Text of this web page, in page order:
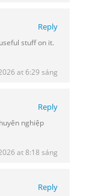
Reply
stuff on it.
at 6:29 sáng
Reply
nghiệp
at 8:18 sáng
Reply